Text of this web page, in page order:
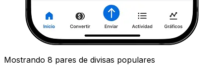
Mostrando 8 pares de divisas populares